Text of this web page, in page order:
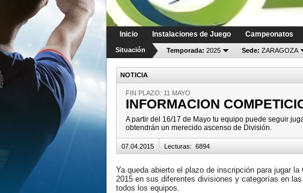
Inicio Instalaciones de Juego Campeonatos
Situación Temporada: 2025 Sede: ZARAGOZA
NOTICIA
FIN PLAZO: 11 MAYO
INFORMACION
A partir del 16/17 de Mayo tu equipo puede seguir
obtendrán un merecido ascenso de División.
07.04.2015 Lecturas: 6894
Ya queda abierto el plazo de inscripción para jugar la
2015 en sus diferentes divisiones y categorías en
todos los equipos.